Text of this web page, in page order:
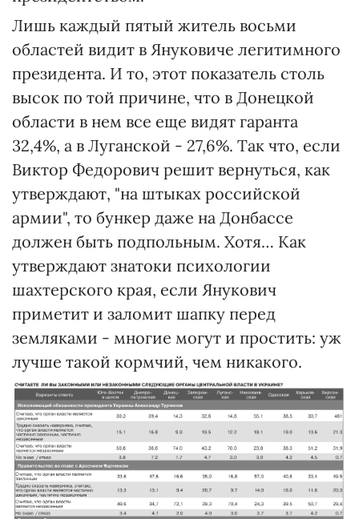
Лишь каждый пятый житель восьми
областей видит в Януковиче легитимного
президента. И то, этот показатель столь
высок по той причине, что в Донецкой
области в нем все еще видят гаранта
32,4%, а в Луганской - 27,6%. Так что, если
Виктор Федорович решит вернуться, как
утверждают, "на штыках российской
армии", то бункер даже на Донбассе
должен быть подпольным. Хотя… Как
утверждают знатоки психологии
шахтерского края, если Янукович
приметит и заломит шапку перед
земляками - многие могут и простить: уж
лучше такой кормчий, чем никакого.